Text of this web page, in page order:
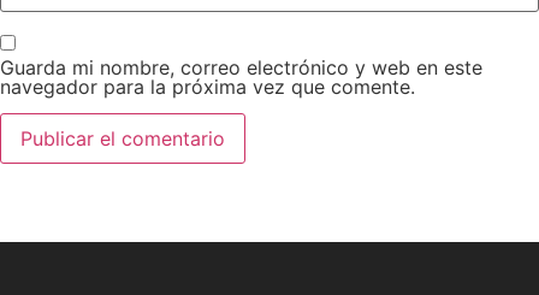
Guarda mi nombre, correo electrónico y web en este
navegador para la próxima vez que comente.